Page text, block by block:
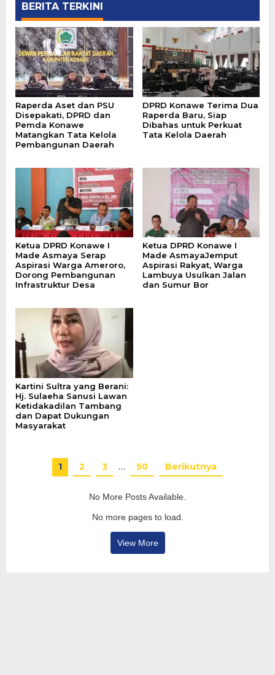
BERITA TERKINI
Raperda Aset dan PSU
Disepakati, DPRD dan
Pemda Konawe
Matangkan Tata Kelola
Pembangunan Daerah
DPRD Konawe Terima Dua
Raperda Baru, Siap
Dibahas untuk Perkuat
Tata Kelola Daerah
Ketua DPRD Konawe I
Made Asmaya Serap
Aspirasi Warga Ameroro,
Dorong Pembangunan
Infrastruktur Desa
Ketua DPRD Konawe I
Made AsmayaJemput
Aspirasi Rakyat, Warga
Lambuya Usulkan Jalan
dan Sumur Bor
Kartini Sultra yang Berani:
Hj. Sulaeha Sanusi Lawan
Ketidakadilan Tambang
dan Dapat Dukungan
Masyarakat
1 2 3 … 50 Berikutnya
No More Posts Available.
No more pages to load.
View More